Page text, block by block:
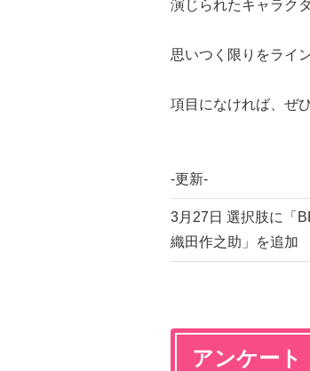
演じられたキャラク
思いつく限りをライ
項目になければ、ぜ
-更新-
3月27日 選択肢に「
織田作之助」を追加
アンケート